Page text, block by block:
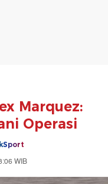
Marquez:
Operasi
WIB